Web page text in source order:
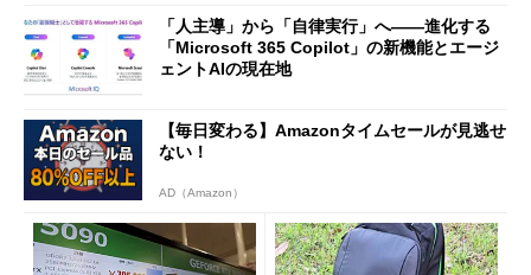
「人主導」から「自律実行」へ――進化する
「Microsoft 365 Copilot」の新機能とエージ
ェントAIの現在地
【毎日変わる】Amazonタイムセールが見逃せ
ない！
AD（Amazon）